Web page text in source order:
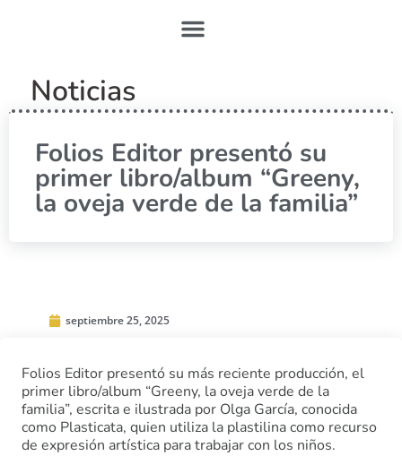
Noticias
Folios Editor presentó su
primer libro/album “Greeny,
la oveja verde de la familia”
septiembre 25, 2025
Folios Editor presentó su más reciente producción, el
primer libro/album “Greeny, la oveja verde de la
familia”, escrita e ilustrada por Olga García, conocida
como Plasticata, quien utiliza la plastilina como recurso
de expresión artística para trabajar con los niños.